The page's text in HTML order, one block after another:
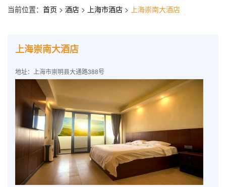
当前位置： 首页 > 酒店 > 上海市酒店 > 上海崇南大酒店
上海崇南大酒店
地址：上海市崇明县大通路388号